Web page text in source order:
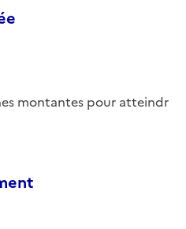
montantes pour atteindr